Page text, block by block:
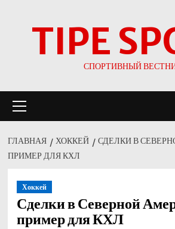
TIPE
СПОРТИВНЫЙ
меню
ГЛАВНАЯ ХОККЕЙ
СДЕЛКИ В
ПРИМЕР ДЛЯ КХЛ
Хоккей
Сделки в Северной
пример для КХЛ